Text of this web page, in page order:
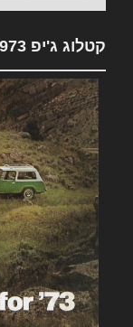
קטלוג ג'יפ 1973